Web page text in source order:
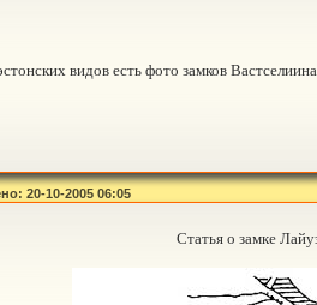
видов есть фото замков
20-10-2005 06:05
Статья о замке